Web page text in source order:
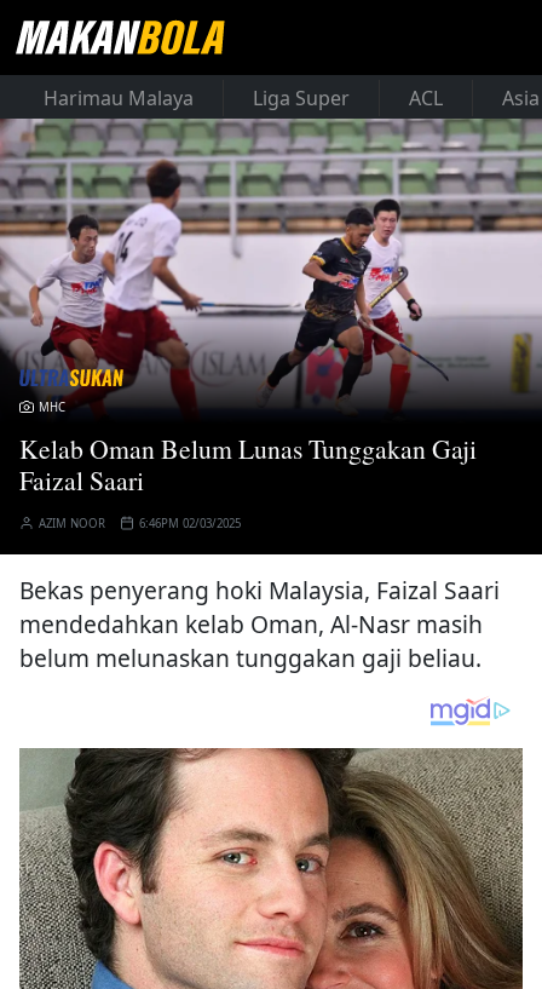
Harimau Malaya Liga Super ACL
MHC
Kelab Oman Belum Lunas Tunggakan Gaji
Faizal Saari
AZIM NOOR 6:46PM 02/03/2025
Bekas penyerang hoki Malaysia, Faizal Saari
mendedahkan kelab Oman, Al-Nasr masih
belum melunaskan tunggakan gaji beliau.